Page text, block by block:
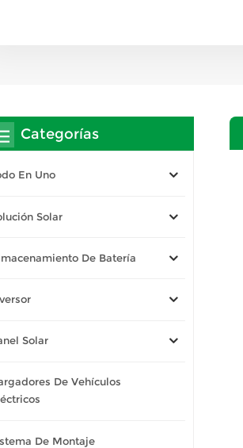
Categorías
En Uno
Solar
De Batería
Solar
De Vehículos
De Montaje